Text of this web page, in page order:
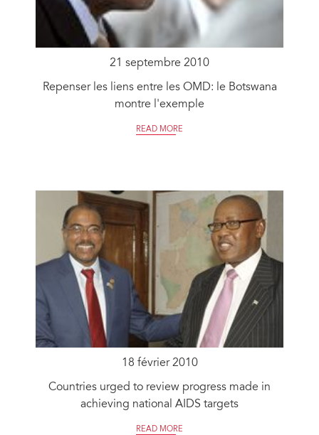
21 septembre 2010
Repenser les liens entre les OMD: le Botswana
montre l'exemple
READ MORE
18 février 2010
Countries urged to review progress made in
achieving national AIDS targets
READ MORE